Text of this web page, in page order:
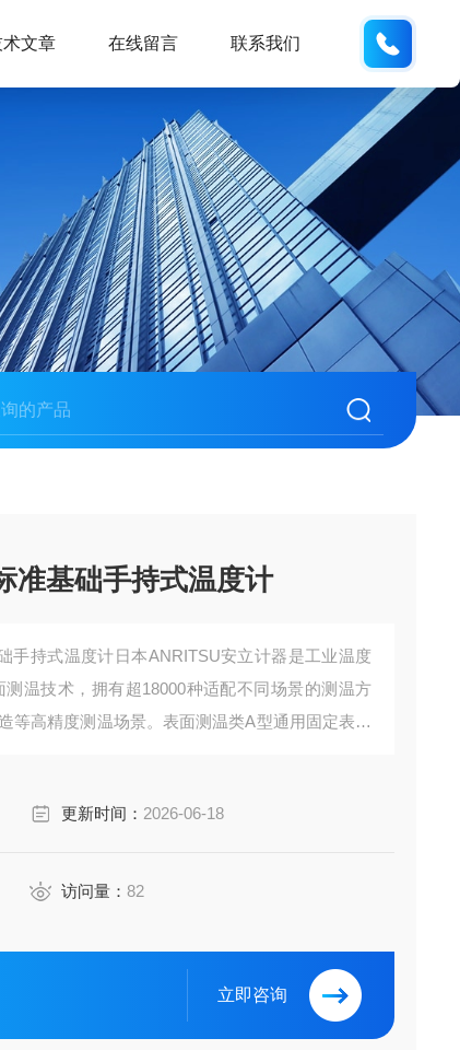
术文章 在线留言 联系我们
准基础手持式温度计
手持式温度计日本ANRITSU安立计器是工业温度
温技术，拥有超18000种适配不同场景的测温方
等高精度测温场景。表面测温类‌A型通用固定表面
更新时间： 2026-06-18
访问量： 82
立即咨询